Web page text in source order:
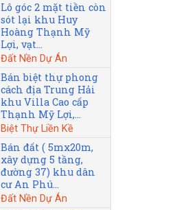
Lô góc 2 mặt tiền còn
sót lại khu Huy
Hoàng Thạnh Mỹ
Lợi, vạt...
Đất Nền Dự Án
Bán biệt thự phong
cách địa Trung Hải
khu Villa Cao cấp
Thạnh Mỹ Lợi,...
Biệt Thự Liền Kề
Bán đất ( 5mx20m,
xây dựng 5 tầng,
đường 37) khu dân
cư An Phú...
Đất Nền Dự Án